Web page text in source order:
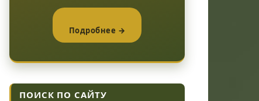
Подробнее →
ПОИСК ПО САЙТУ